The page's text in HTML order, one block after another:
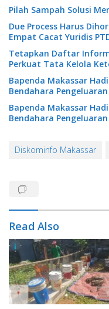
Pilah Sampah Solusi
Due Process Harus
Empat Cacat Yuridis
Tetapkan Daftar
Perkuat Tata Kelola
Bapenda Makassar
Bendahara Pengeluaran
Bapenda Makassar
Bendahara Pengeluaran
Diskominfo Makassar
Read Also